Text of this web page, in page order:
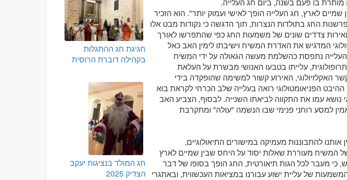
לארץ, חג העלייה הופך לאישי ועמוק יותר". הוא הזכיר
פרשנות החג בתולדות הנצרות, תוך הדגשה כי נקודות מבט אלו
צדדים שונים של משמעות החג כפי שהתפרשו לאורך
המדגיש את האדרת המשיח וישיבתו לימין האב כאל
העלייה נתפסת כהשלמת מעשה הגאולה על ידי המשיח
עלייתו בטבעו האנושי מבשרת על העלאת
האקלזיולוגי, האירוע קשור למשימה שהופקדה בידי
הפניאומטולוגי רואה בעלייה שלב הכרחי לקראת בוא
נושא עמו את התקווה לביאתו השנייה. לבסוף, הצביע האב
למסע רוחני פנימי שבו הנשמה "עולה" ומתקרבת
אותנו להתבוננות מעמיקה במישורים התיאולוגיים,
של המשיח מעוררת שאלות יסוד על היחס שבין שמיים לארץ
כי מעבר לכל הגות תיאורטית, החג הופך בסופו של דבר
של עליית ישוע עבורנו במציאות העכשווית, ובאתגרי
חגיגת חג ההתגלות
בקהילה דוברת הרוסית
חג המולד בנציגות יעקב
הצדיק 2025